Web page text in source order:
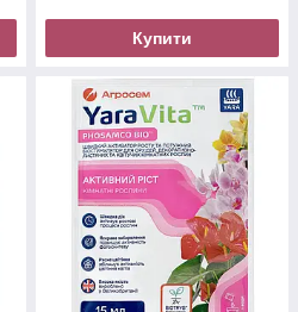
Купити